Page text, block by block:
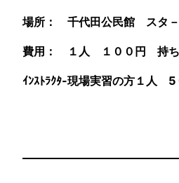
場所： 千代田公民館 スタ
費用： １人 １００円 持ち
ｲﾝｽﾄﾗｸﾀ-現場実習の方 １人 5